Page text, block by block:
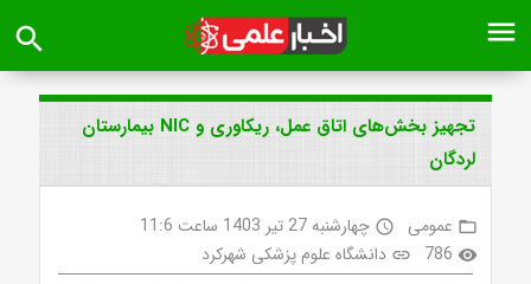
menu
search
تجهیز بخش‌های اتاق عمل، ریکاوری و NIC بیمارستان
لردگان
folder_open عمومی access_time چهارشنبه 27 تیر 1403 ساعت 11:6
visibility
786
link دانشگاه علوم پزشکی شهرکرد